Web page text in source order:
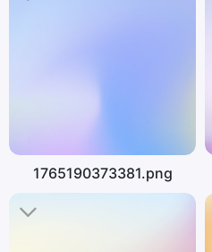
1765190373381.png